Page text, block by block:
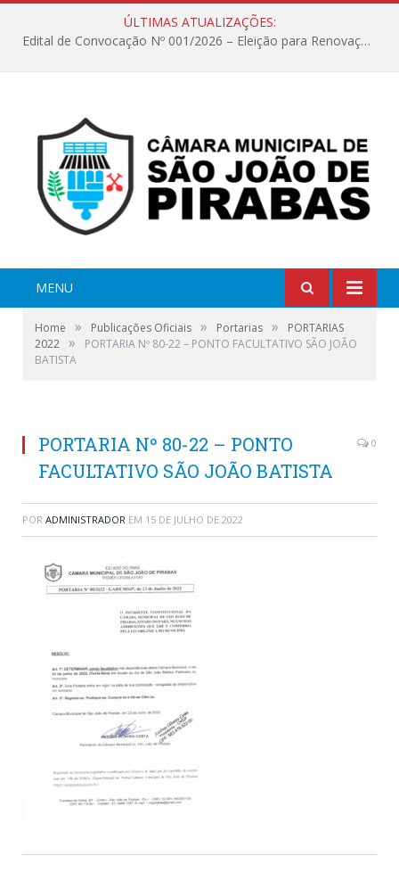
ÚLTIMAS ATUALIZAÇÕES:
Edital de Convocação Nº 001/2026 – Eleição para Renovação da Mesa Diretora – Biênio 2027/2028
MENU
Home » Publicações Oficiais » Portarias »
PORTARIAS
2022 »
PORTARIA Nº 80-22 – PONTO FACULTATIVO SÃO JOÃO
BATISTA
PORTARIA Nº 80-22 – PONTO
FACULTATIVO SÃO JOÃO BATISTA
0
POR ADMINISTRADOR EM 15 DE JULHO DE 2022